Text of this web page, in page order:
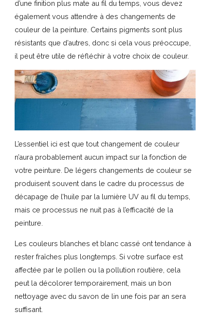
d’une finition plus mate au fil du temps, vous devez
également vous attendre à des changements de
couleur de la peinture. Certains pigments sont plus
résistants que d’autres, donc si cela vous préoccupe,
il peut être utile de réfléchir à votre choix de couleur.
L’essentiel ici est que tout changement de couleur
n’aura probablement aucun impact sur la fonction de
votre peinture. De légers changements de couleur se
produisent souvent dans le cadre du processus de
décapage de l’huile par la lumière UV au fil du temps,
mais ce processus ne nuit pas à l’efficacité de la
peinture.
Les couleurs blanches et blanc cassé ont tendance à
rester fraîches plus longtemps. Si votre surface est
affectée par le pollen ou la pollution routière, cela
peut la décolorer temporairement, mais un bon
nettoyage avec du savon de lin une fois par an sera
suffisant.